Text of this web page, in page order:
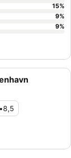
•8,5
15%
9%
9%